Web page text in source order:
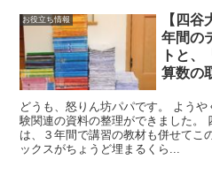
お役立ち情報
【四
年間の
トと
算数の
どうも、怒りん坊パパです。 よう
験関連の資料の整理ができました。
は、３年間で講習の教材も併せてこ
ックスがちょうど埋まるくら...